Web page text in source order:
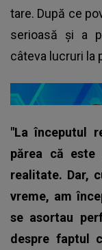
tare. După ce
serioasă și a
câteva lucruri la
"La începutul
părea că
realitate. Dar,
vreme, am
se asortau
despre faptul